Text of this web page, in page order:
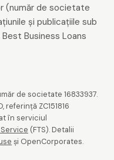
(număr de societate
și publicațiile sub
Business Loans
de societate 16833937.
referință ZC151816
în serviciul
(FTS). Detalii
și OpenCorporates.